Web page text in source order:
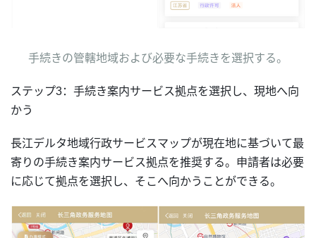
手続きの管轄地域および必要な手続きを選択する。
ステップ3：手続き案内サービス拠点を選択し、現地へ向
かう
長江デルタ地域行政サービスマップが現在地に基づいて最
寄りの手続き案内サービス拠点を推奨する。申請者は必要
に応じて拠点を選択し、そこへ向かうことができる。